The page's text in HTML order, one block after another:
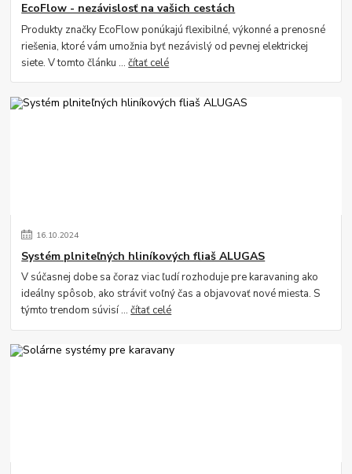
EcoFlow - nezávislosť na vašich cestách
Produkty značky EcoFlow ponúkajú flexibilné, výkonné a prenosné
riešenia, ktoré vám umožnia byť nezávislý od pevnej elektrickej
siete. V tomto článku ...čítať celé
16.10.2024
Systém plniteľných hliníkových fliaš ALUGAS
V súčasnej dobe sa čoraz viac ľudí rozhoduje pre karavaning ako
ideálny spôsob, ako stráviť voľný čas a objavovať nové miesta. S
týmto trendom súvisí ...čítať celé